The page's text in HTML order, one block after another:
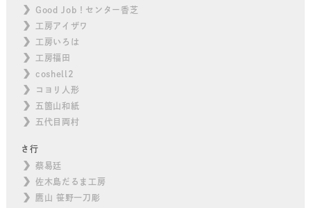
Good Job！センター香芝
工房アイザワ
工房いろは
工房福田
coshell2
コヨリ人形
五箇山和紙
五代目両村
さ行
蔡易廷
佐木島だるま工房
鷹山 笹野一刀彫